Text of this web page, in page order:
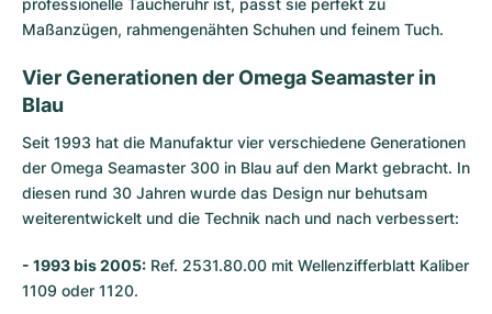
professionelle Taucheruhr ist, passt sie perfekt zu
Maßanzügen, rahmengenähten Schuhen und feinem Tuch.
Vier Generationen der Omega Seamaster in
Blau
Seit 1993 hat die Manufaktur vier verschiedene Generationen
der Omega Seamaster 300 in Blau auf den Markt gebracht. In
diesen rund 30 Jahren wurde das Design nur behutsam
weiterentwickelt und die Technik nach und nach verbessert:
- 1993 bis 2005: Ref. 2531.80.00 mit Wellenzifferblatt Kaliber
1109 oder 1120.